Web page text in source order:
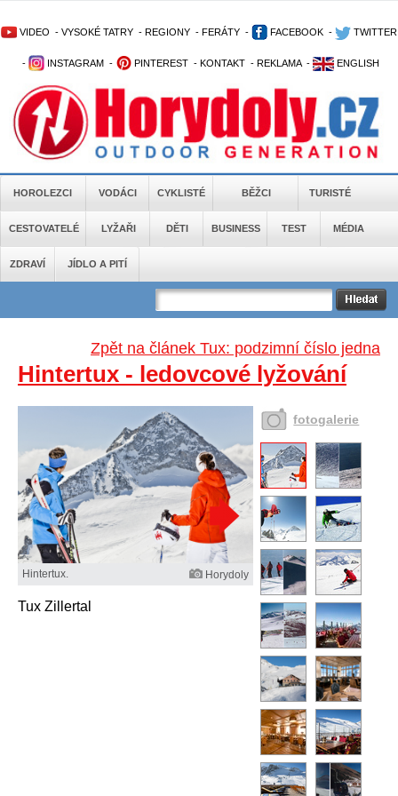
VIDEO - VYSOKÉ TATRY - REGIONY - FERÁTY - FACEBOOK - TWITTER
- INSTAGRAM - PINTEREST - KONTAKT - REKLAMA - ENGLISH
HOROLEZCI VODÁCI CYKLISTÉ BĚŽCI TURISTÉ
CESTOVATELÉ LYŽAŘI DĚTI BUSINESS TEST MÉDIA
ZDRAVÍ JÍDLO A PITÍ
Zpět na článek Tux: podzimní číslo jedna
Hintertux - ledovcové lyžování
Hintertux. Horydoly
Tux Zillertal
fotogalerie